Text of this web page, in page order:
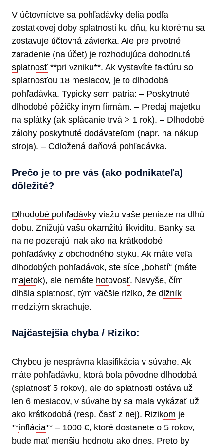
V účtovníctve sa pohľadávky delia podľa
zostatkovej doby splatnosti ku dňu, ku ktorému sa
zostavuje účtovná závierka. Ale pre prvotné
zaradenie (na účet) je rozhodujúca dohodnutá
splatnosť **pri vzniku**. Ak vystavíte faktúru so
splatnosťou 18 mesiacov, je to dlhodobá
pohľadávka. Typicky sem patria: – Poskytnuté
dlhodobé pôžičky iným firmám. – Predaj majetku
na splátky (ak splácanie trvá > 1 rok). – Dlhodobé
zálohy poskytnuté dodávateľom (napr. na nákup
stroja). – Odložená daňová pohľadávka.
Prečo je to pre vás (ako podnikateľa)
dôležité?
Dlhodobé pohľadávky viažu vaše peniaze na dlhú
dobu. Znižujú vašu okamžitú likviditu. Banky sa
na ne pozerajú inak ako na krátkodobé
pohľadávky z obchodného styku. Ak máte veľa
dlhodobých pohľadávok, ste síce „bohatí“ (máte
majetok), ale nemáte hotovosť. Navyše, čím
dlhšia splatnosť, tým väčšie riziko, že dlžník
medzitým skrachuje.
Najčastejšia chyba / Riziko:
Chybou je nesprávna klasifikácia v súvahe. Ak
máte pohľadávku, ktorá bola pôvodne dlhodobá
(splatnosť 5 rokov), ale do splatnosti ostáva už
len 6 mesiacov, v súvahe by sa mala vykázať už
ako krátkodobá (resp. časť z nej). Rizikom je
**inflácia** – 1000 €, ktoré dostanete o 5 rokov,
bude mať menšiu hodnotu ako dnes. Preto by